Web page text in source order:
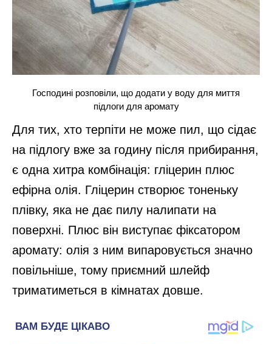
Господині розповіли, що додати у воду для миття
підлоги для аромату
Для тих, хто терпіти не може пил, що сідає
на підлогу вже за годину після прибирання,
є одна хитра комбінація: гліцерин плюс
ефірна олія. Гліцерин створює тоненьку
плівку, яка не дає пилу налипати на
поверхні. Плюс він виступає фіксатором
аромату: олія з ним випаровується значно
повільніше, тому приємний шлейф
триматиметься в кімнатах довше.